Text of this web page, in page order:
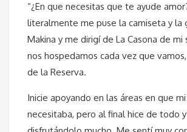
“¿En que necesitas que te ayude
literalmente me puse la camiseta y la
Makina y me dirigí de La Casona de mi
nos hospedamos cada vez que
de la Reserva.
Inicie apoyando en las áreas en que
necesitaba, pero al final hice de todo